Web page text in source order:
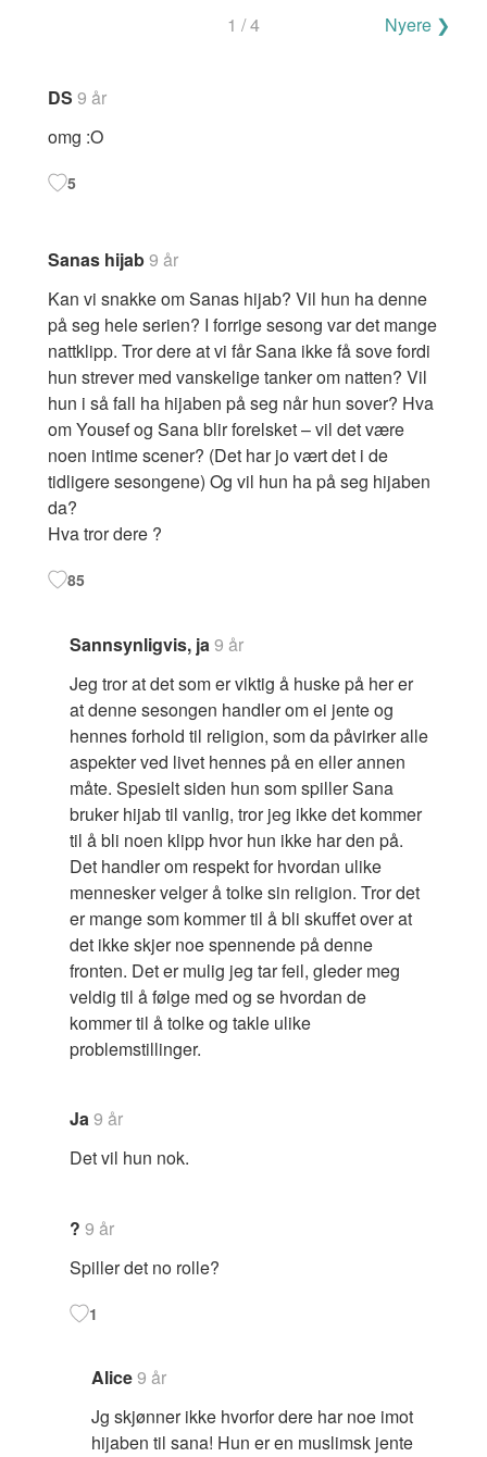
kommentarer
1 / 4 Nyere ❯
DS 9 år
omg :O
5
Sanas hijab9 år
Kan vi snakke om Sanas hijab? Vil hun ha denne
på seg hele serien? I forrige sesong var det mange
nattklipp. Tror dere at vi får Sana ikke få sove fordi
hun strever med vanskelige tanker om natten? Vil
hun i så fall ha hijaben på seg når hun sover? Hva
om Yousef og Sana blir forelsket – vil det være
noen intime scener? (Det har jo vært det i de
tidligere sesongene) Og vil hun ha på seg hijaben
da?
Hva tror dere ?
85
Sannsynligvis, ja9 år
Jeg tror at det som er viktig å huske på her er
at denne sesongen handler om ei jente og
hennes forhold til religion, som da påvirker alle
aspekter ved livet hennes på en eller annen
måte. Spesielt siden hun som spiller Sana
bruker hijab til vanlig, tror jeg ikke det kommer
til å bli noen klipp hvor hun ikke har den på.
Det handler om respekt for hvordan ulike
mennesker velger å tolke sin religion. Tror det
er mange som kommer til å bli skuffet over at
det ikke skjer noe spennende på denne
fronten. Det er mulig jeg tar feil, gleder meg
veldig til å følge med og se hvordan de
kommer til å tolke og takle ulike
problemstillinger.
Ja9 år
Det vil hun nok.
? 9 år
Spiller det no rolle?
1
Alice9 år
Jg skjønner ikke hvorfor dere har noe imot
hijaben til sana! Hun er en muslimsk jente